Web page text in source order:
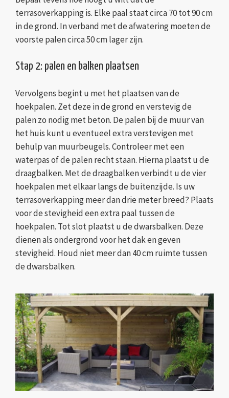
terrasoverkapping is. Elke paal staat circa 70 tot 90 cm
in de grond. In verband met de afwatering moeten de
voorste palen circa 50 cm lager zijn.
Stap 2: palen en balken plaatsen
Vervolgens begint u met het plaatsen van de
hoekpalen. Zet deze in de grond en verstevig de
palen zo nodig met beton. De palen bij de muur van
het huis kunt u eventueel extra verstevigen met
behulp van muurbeugels. Controleer met een
waterpas of de palen recht staan. Hierna plaatst u de
draagbalken. Met de draagbalken verbindt u de vier
hoekpalen met elkaar langs de buitenzijde. Is uw
terrasoverkapping meer dan drie meter breed? Plaats
voor de stevigheid een extra paal tussen de
hoekpalen. Tot slot plaatst u de dwarsbalken. Deze
dienen als ondergrond voor het dak en geven
stevigheid. Houd niet meer dan 40 cm ruimte tussen
de dwarsbalken.